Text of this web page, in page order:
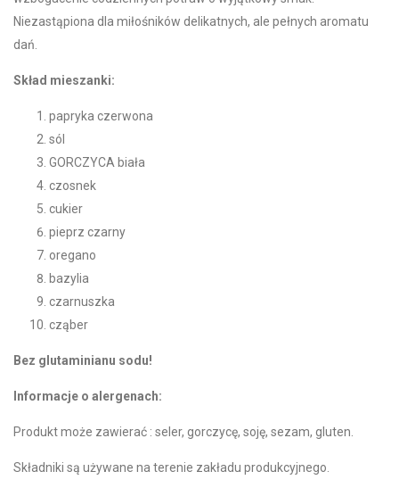
Niezastąpiona dla miłośników delikatnych, ale pełnych aromatu
dań.
Skład mieszanki:
papryka czerwona
sól
GORCZYCA biała
czosnek
cukier
pieprz czarny
oregano
bazylia
czarnuszka
cząber
Bez glutaminianu sodu!
Informacje o alergenach:
Produkt może zawierać : seler, gorczycę, soję, sezam, gluten.
Składniki są używane na terenie zakładu produkcyjnego.